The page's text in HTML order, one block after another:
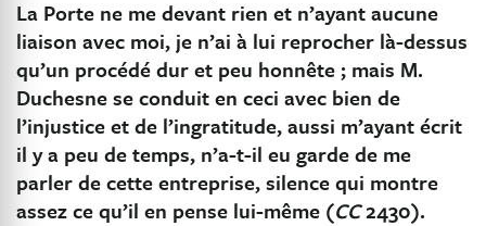
La Porte ne me devant rien et n’ayant aucune
liaison avec moi, je n’ai à lui reprocher là-dessus
qu’un procédé dur et peu honnête ; mais M.
Duchesne se conduit en ceci avec bien de
l’injustice et de l’ingratitude, aussi m’ayant écrit
il y a peu de temps, n’a-t-il eu garde de me
parler de cette entreprise, silence qui montre
assez ce qu’il en pense lui-même (CC2430).